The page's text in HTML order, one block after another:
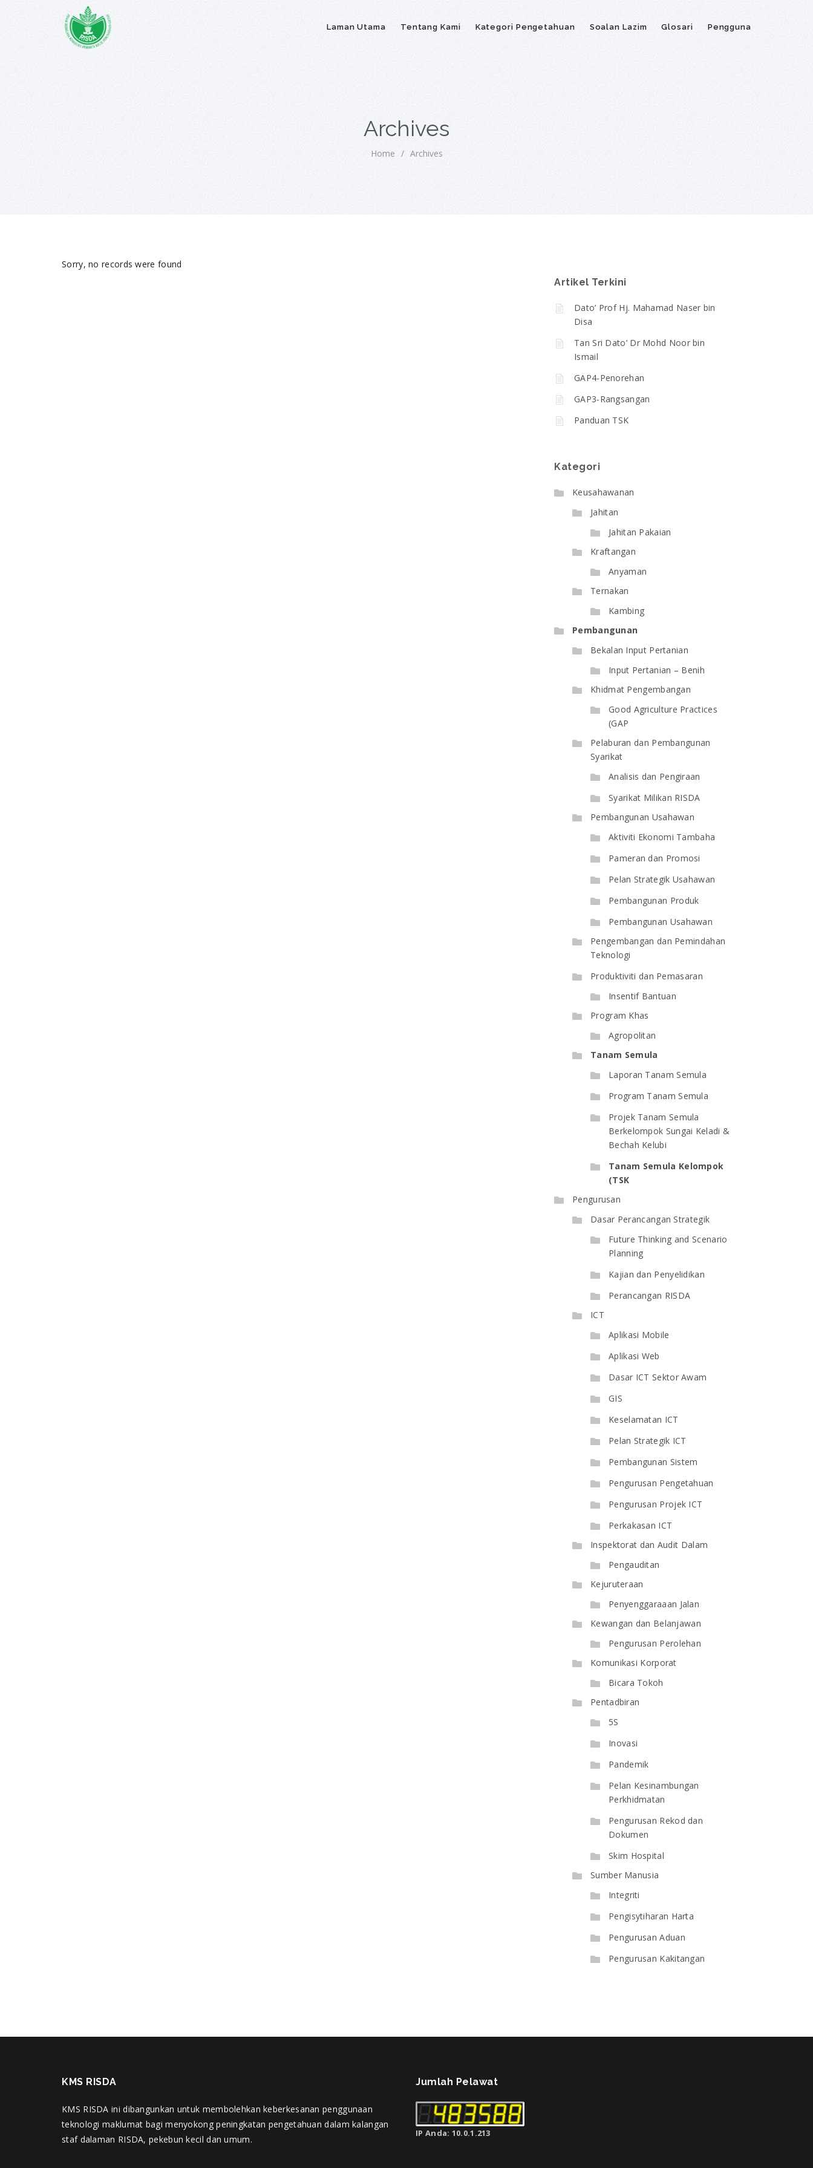
Laman Utama Tentang Kami Kategori Pengetahuan Soalan Lazim Glosari Pengguna
Archives
Home / Archives
Sorry, no records were found
Artikel Terkini
Dato’ Prof Hj. Mahamad Naser bin
Disa
Tan Sri Dato’ Dr Mohd Noor bin
Ismail
GAP4-Penorehan
GAP3-Rangsangan
Panduan TSK
Kategori
Keusahawanan
Jahitan
Jahitan Pakaian
Kraftangan
Anyaman
Ternakan
Kambing
Pembangunan
Bekalan Input Pertanian
Input Pertanian – Benih
Khidmat Pengembangan
Good Agriculture Practices
(GAP
Pelaburan dan Pembangunan
Syarikat
Analisis dan Pengiraan
Syarikat Milikan RISDA
Pembangunan Usahawan
Aktiviti Ekonomi Tambaha
Pameran dan Promosi
Pelan Strategik Usahawan
Pembangunan Produk
Pembangunan Usahawan
Pengembangan dan Pemindahan
Teknologi
Produktiviti dan Pemasaran
Insentif Bantuan
Program Khas
Agropolitan
Tanam Semula
Laporan Tanam Semula
Program Tanam Semula
Projek Tanam Semula
Berkelompok Sungai Keladi &
Bechah Kelubi
Tanam Semula Kelompok
(TSK
Pengurusan
Dasar Perancangan Strategik
Future Thinking and Scenario
Planning
Kajian dan Penyelidikan
Perancangan RISDA
ICT
Aplikasi Mobile
Aplikasi Web
Dasar ICT Sektor Awam
GIS
Keselamatan ICT
Pelan Strategik ICT
Pembangunan Sistem
Pengurusan Pengetahuan
Pengurusan Projek ICT
Perkakasan ICT
Inspektorat dan Audit Dalam
Pengauditan
Kejuruteraan
Penyenggaraaan Jalan
Kewangan dan Belanjawan
Pengurusan Perolehan
Komunikasi Korporat
Bicara Tokoh
Pentadbiran
5S
Inovasi
Pandemik
Pelan Kesinambungan
Perkhidmatan
Pengurusan Rekod dan
Dokumen
Skim Hospital
Sumber Manusia
Integriti
Pengisytiharan Harta
Pengurusan Aduan
Pengurusan Kakitangan
KMS RISDA
KMS RISDA ini dibangunkan untuk membolehkan keberkesanan penggunaan
teknologi maklumat bagi menyokong peningkatan pengetahuan dalam kalangan
staf dalaman RISDA, pekebun kecil dan umum.
Jumlah Pelawat
IP Anda: 10.0.1.213